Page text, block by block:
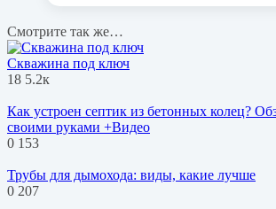
Смотрите так же…
Скважина под ключ
18 5.2к
Как устроен септик из бетонных колец?
своими руками +Видео
0 153
Трубы для дымохода: виды, какие лучше
0 207